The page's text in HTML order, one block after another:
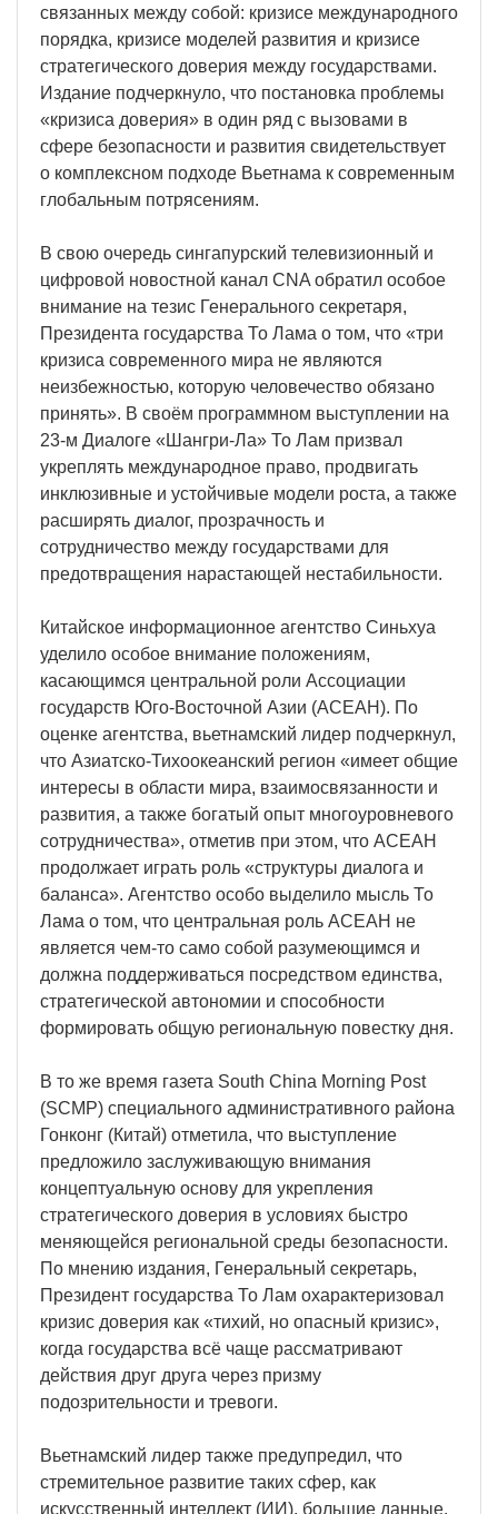
связанных между собой: кризисе международного
порядка, кризисе моделей развития и кризисе
стратегического доверия между государствами.
Издание подчеркнуло, что постановка проблемы
«кризиса доверия» в один ряд с вызовами в
сфере безопасности и развития свидетельствует
о комплексном подходе Вьетнама к современным
глобальным потрясениям.
В свою очередь сингапурский телевизионный и
цифровой новостной канал CNA обратил особое
внимание на тезис Генерального секретаря,
Президента государства То Лама о том, что «три
кризиса современного мира не являются
неизбежностью, которую человечество обязано
принять». В своём программном выступлении на
23-м Диалоге «Шангри-Ла» То Лам призвал
укреплять международное право, продвигать
инклюзивные и устойчивые модели роста, а также
расширять диалог, прозрачность и
сотрудничество между государствами для
предотвращения нарастающей нестабильности.
Китайское информационное агентство Синьхуа
уделило особое внимание положениям,
касающимся центральной роли Ассоциации
государств Юго-Восточной Азии (АСЕАН). По
оценке агентства, вьетнамский лидер подчеркнул,
что Азиатско-Тихоокеанский регион «имеет общие
интересы в области мира, взаимосвязанности и
развития, а также богатый опыт многоуровневого
сотрудничества», отметив при этом, что АСЕАН
продолжает играть роль «структуры диалога и
баланса». Агентство особо выделило мысль То
Лама о том, что центральная роль АСЕАН не
является чем-то само собой разумеющимся и
должна поддерживаться посредством единства,
стратегической автономии и способности
формировать общую региональную повестку дня.
В то же время газета South China Morning Post
(SCMP) специального административного района
Гонконг (Китай) отметила, что выступление
предложило заслуживающую внимания
концептуальную основу для укрепления
стратегического доверия в условиях быстро
меняющейся региональной среды безопасности.
По мнению издания, Генеральный секретарь,
Президент государства То Лам охарактеризовал
кризис доверия как «тихий, но опасный кризис»,
когда государства всё чаще рассматривают
действия друг друга через призму
подозрительности и тревоги.
Вьетнамский лидер также предупредил, что
стремительное развитие таких сфер, как
искусственный интеллект (ИИ), большие данные,